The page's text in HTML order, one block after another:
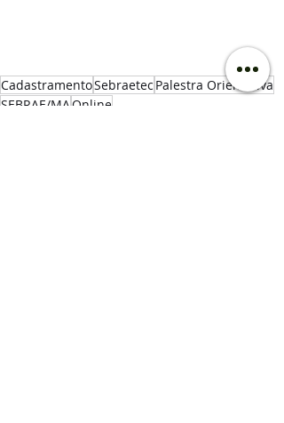
CadastramentoSebraetec Palestra Orientativa
SEBRAE/MA Online